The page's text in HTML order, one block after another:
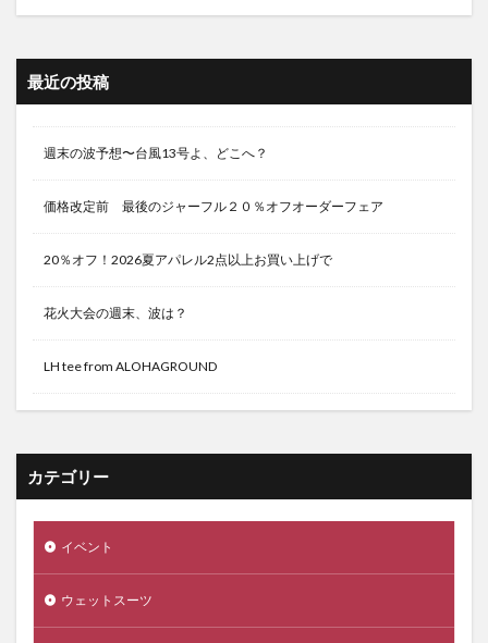
最近の投稿
週末の波予想〜台風13号よ、どこへ？
価格改定前 最後のジャーフル２０％オフオーダーフェア
20％オフ！2026夏アパレル2点以上お買い上げで
花火大会の週末、波は？
LH tee from ALOHAGROUND
カテゴリー
イベント
ウェットスーツ